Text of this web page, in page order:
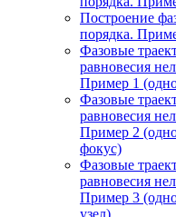
Построение
порядка.
Фазовые
равновесия
Пример 1
Фазовые
равновесия
Пример 2
фокус)
Фазовые
равновесия
Пример 3
узел)